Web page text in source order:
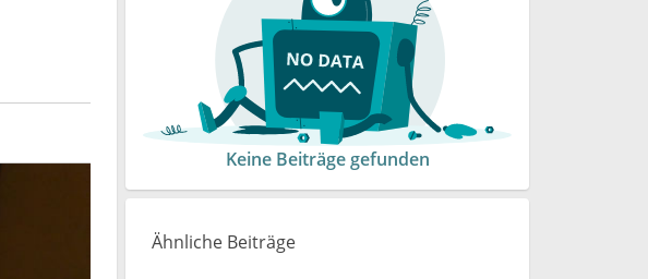
Keine Beiträge gefunden
Ähnliche Beiträge